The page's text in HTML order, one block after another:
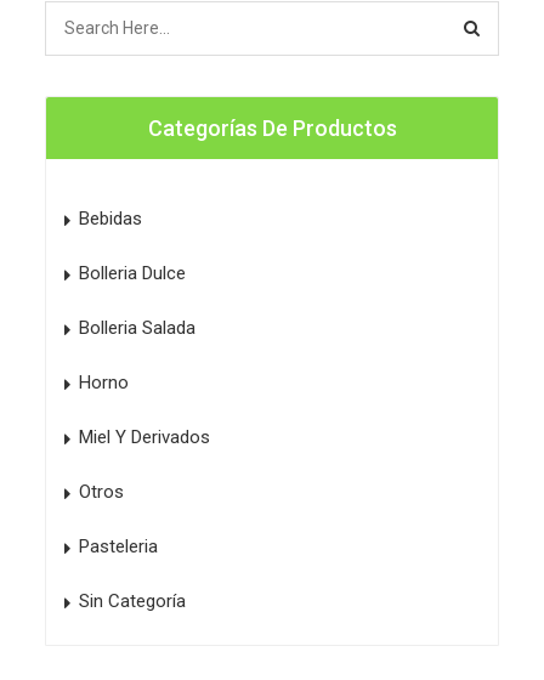
Categorías De Productos
Bebidas
Bolleria Dulce
Bolleria Salada
Horno
Miel Y Derivados
Otros
Pasteleria
Sin Categoría